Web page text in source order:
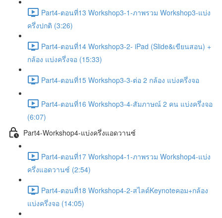
Part4-ตอนที่13 Workshop3-1-ภาพรวม Workshop3-แบ่ง
ครึ่งปกติ (3:26)
Part4-ตอนที่14 Workshop3-2- iPad (Slide&เขียนสอน) +
กล้อง แบ่งครึ่งจอ (15:33)
Part4-ตอนที่15 Workshop3-3-ต่อ 2 กล้อง แบ่งครึ่งจอ
Part4-ตอนที่16 Workshop3-4-สัมภาษณ์ 2 คน แบ่งครึ่งจอ
(6:07)
Part4-Workshop4-แบ่งครึ่งแอดวานซ์
Part4-ตอนที่17 Workshop4-1-ภาพรวม Workshop4-แบ่ง
ครึ่งแอดวานซ์ (2:54)
Part4-ตอนที่18 Workshop4-2-สไลด์Keynoteคอม+กล้อง
แบ่งครึ่งจอ (14:05)